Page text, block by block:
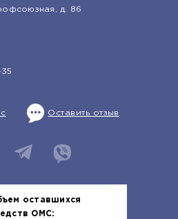
д. 86
Оставить отзыв
оставшихся
ОМС: